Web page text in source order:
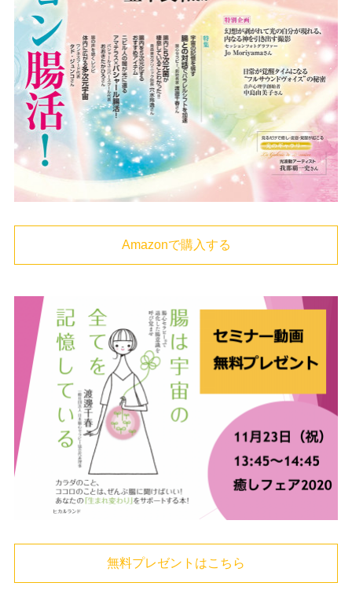
Amazonで購入する
無料プレゼントはこちら